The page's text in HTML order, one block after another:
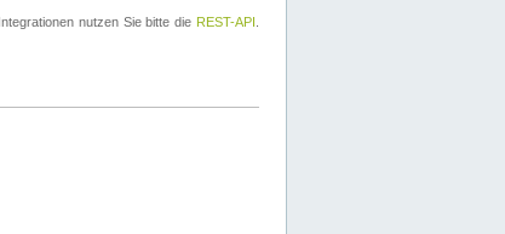
nutzen Sie bitte die REST-API